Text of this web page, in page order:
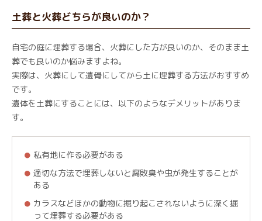
土葬と火葬どちらが良いのか？
自宅の庭に埋葬する場合、火葬にした方が良いのか、そのまま土
葬でも良いのか悩みますよね。
実際は、火葬にして遺骨にしてから土に埋葬する方法がおすすめ
です。
遺体を土葬にすることには、以下のようなデメリットがありま
す。
私有地に作る必要がある
適切な方法で埋葬しないと腐敗臭や虫が発生することが
ある
カラスなどほかの動物に掘り起こされないように深く掘
って埋葬する必要がある